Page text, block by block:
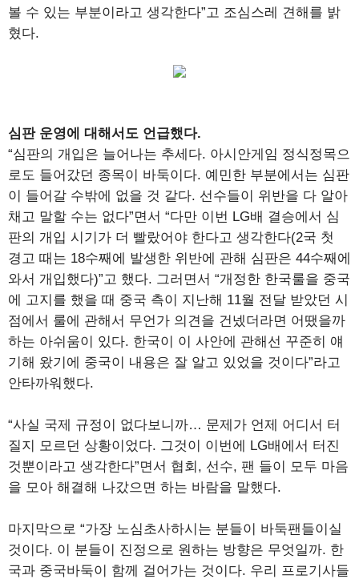
볼 수 있는 부분이라고 생각한다”고 조심스레 견해를 밝
혔다.
심판 운영에 대해서도 언급했다.
“심판의 개입은 늘어나는 추세다. 아시안게임 정식정목으
로도 들어갔던 종목이 바둑이다. 예민한 부분에서는 심판
이 들어갈 수밖에 없을 것 같다. 선수들이 위반을 다 알아
채고 말할 수는 없다”면서 “다만 이번 LG배 결승에서 심
판의 개입 시기가 더 빨랐어야 한다고 생각한다(2국 첫
경고 때는 18수째에 발생한 위반에 관해 심판은 44수째에
와서 개입했다)”고 했다. 그러면서 “개정한 한국룰을 중국
에 고지를 했을 때 중국 측이 지난해 11월 전달 받았던 시
점에서 룰에 관해서 무언가 의견을 건넸더라면 어땠을까
하는 아쉬움이 있다. 한국이 이 사안에 관해선 꾸준히 얘
기해 왔기에 중국이 내용은 잘 알고 있었을 것이다”라고
안타까워했다.
“사실 국제 규정이 없다보니까… 문제가 언제 어디서 터
질지 모르던 상황이었다. 그것이 이번에 LG배에서 터진
것뿐이라고 생각한다”면서 협회, 선수, 팬 들이 모두 마음
을 모아 해결해 나갔으면 하는 바람을 말했다.
마지막으로 “가장 노심초사하시는 분들이 바둑팬들이실
것이다. 이 분들이 진정으로 원하는 방향은 무엇일까. 한
국과 중국바둑이 함께 걸어가는 것이다. 우리 프로기사들